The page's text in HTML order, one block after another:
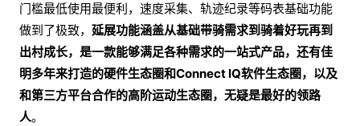
门槛最低使用最便利，速度采集、轨迹纪录等码表基础功能
做到了极致， 延展功能涵盖从基础带骑需求到骑着好玩再到
出村成长，是一款能够满足各种需求的一站式产品，还有佳
明多年来打造的硬件生态圈和Connect IQ软件生态圈，以及
和第三方平台合作的高阶运动生态圈，无疑是最好的领路
人。